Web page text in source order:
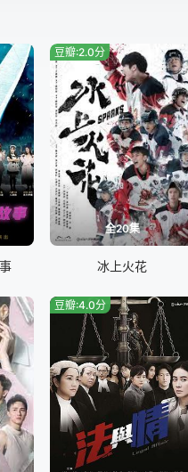
全20集
豆瓣:2.0分
冰上火花
豆瓣:4.0分